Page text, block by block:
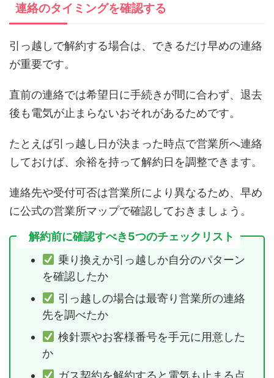
連絡のタイミングを確認する
引っ越しで解約する場合は、できるだけ早めの連絡
が重要です。
直前の連絡では希望日に手続きが間に合わず、退去
後も電気が止まらないおそれがあるためです。
たとえば引っ越し日が決まった時点で営業所へ連絡
しておけば、余裕を持って解約日を調整できます。
連絡先や受付可否は営業所により異なるため、早め
に公式の営業所マップで確認しておきましょう。
解約前に確認すべき5つのチェックリスト
乗り換えか引っ越しか自分のパターン
を確認したか
引っ越しの場合は最寄り営業所の連絡
先を調べたか
検針票やお客様番号を手元に用意した
か
ガス契約を解約すると電気も止まる点